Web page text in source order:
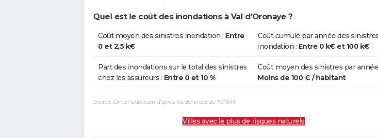
Quel est le coût des inondations à Val d'Oronaye ?
Coût moyen des sinistres inondation : Entre
0 et 2,5 k€
Coût cumulé par année des
inondation : Entre 0 k€ et 100 k€
Part des inondations sur le total des sinistres
chez les assureurs : Entre 0 et 10 %
Coût moyen des sinistres par
Moins de 100 € / habitant
Source : Linternaute.com d'après les données de l'ONRN
Villes avec le plus de risques naturels